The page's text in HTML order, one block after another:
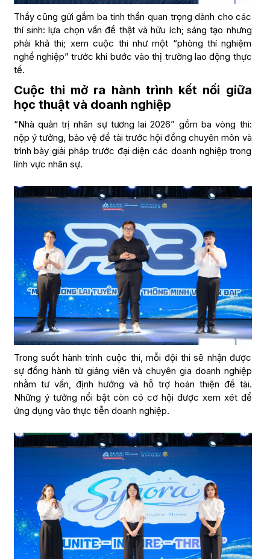
Thầy cũng gửi gắm ba tinh thần quan trọng dành cho các
thí sinh: lựa chọn vấn đề thật và hữu ích; sáng tạo nhưng
phải khả thi; xem cuộc thi như một “phòng thí nghiệm
nghề nghiệp” trước khi bước vào thị trường lao động thực
tế.
Cuộc thi mở ra hành trình kết nối giữa
học thuật và doanh nghiệp
“Nhà quản trị nhân sự tương lai 2026” gồm ba vòng thi:
nộp ý tưởng, bảo vệ đề tài trước hội đồng chuyên môn và
trình bày giải pháp trước đại diện các doanh nghiệp trong
lĩnh vực nhân sự.
Trong suốt hành trình cuộc thi, mỗi đội thi sẽ nhận được
sự đồng hành từ giảng viên và chuyên gia doanh nghiệp
nhằm tư vấn, định hướng và hỗ trợ hoàn thiện đề tài.
Những ý tưởng nổi bật còn có cơ hội được xem xét để
ứng dụng vào thực tiễn doanh nghiệp.